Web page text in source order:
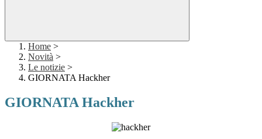
Home >
Novità >
Le notizie >
GIORNATA Hackher
GIORNATA Hackher